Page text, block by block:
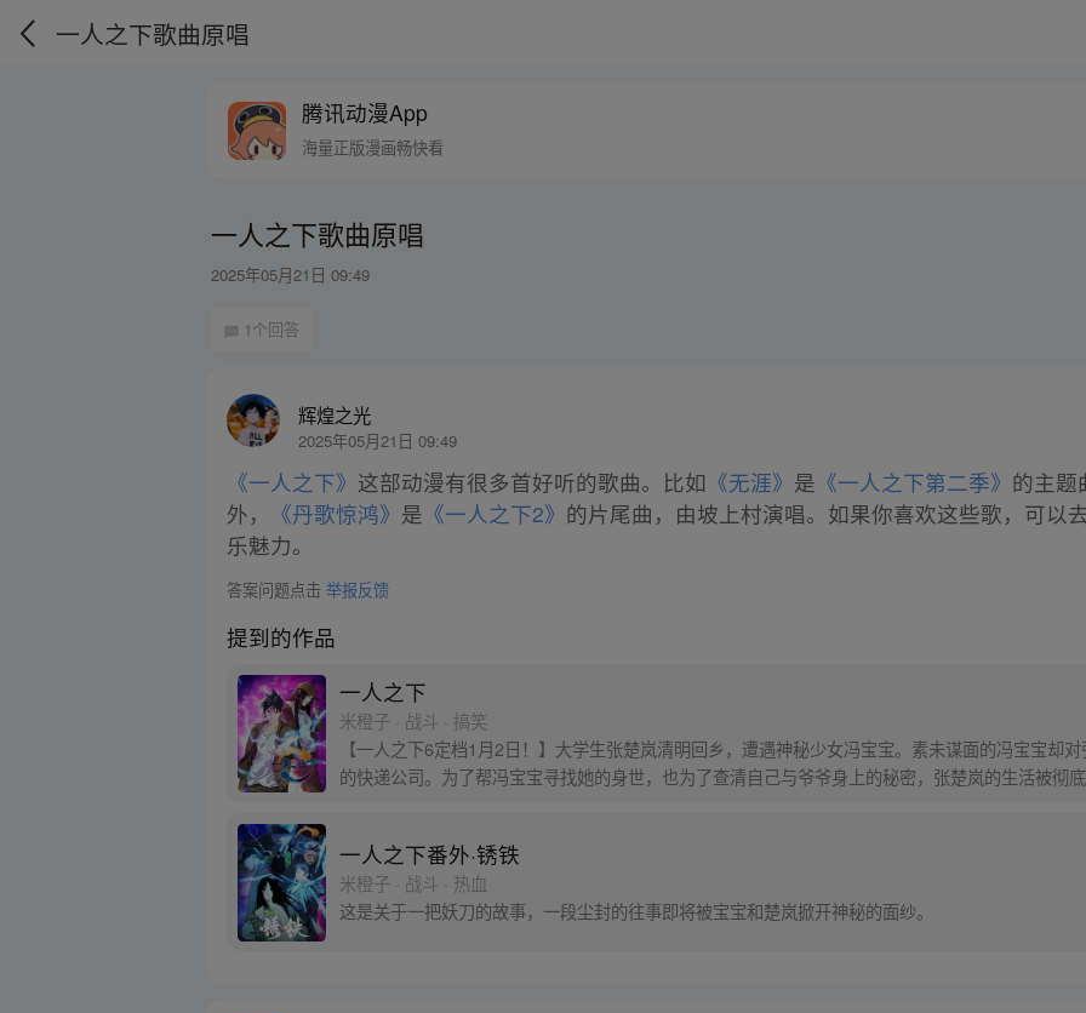
一人之下歌曲原唱
腾讯动漫App
海量正版漫画畅快看
一人之下歌曲原唱
2025年05月21日 09:49
1个回答
辉煌之光
2025年05月21日 09:49
《一人之下》 这部动漫有很多首好听的歌曲。比如 《无涯》 是 《一人之下第二季》 的主题
外，
《丹歌惊鸿》 是 《一人之下2》 的片尾曲，由坡上村演唱。如果你喜欢这些歌，可以
乐魅力。
答案问题点击举报反馈
提到的作品
一人之下
米橙子 · 战斗 · 搞笑
【一人之下6定档1月2日！】大学生张楚岚清明回乡，遭遇神秘少女冯宝宝。素未谋面的冯宝宝却
的快递公司。为了帮冯宝宝寻找她的身世，也为了查清自己与爷爷身上的秘密，张楚岚的生活被彻
一人之下番外·锈铁
米橙子 · 战斗 · 热血
这是关于一把妖刀的故事，一段尘封的往事即将被宝宝和楚岚掀开神秘的面纱。